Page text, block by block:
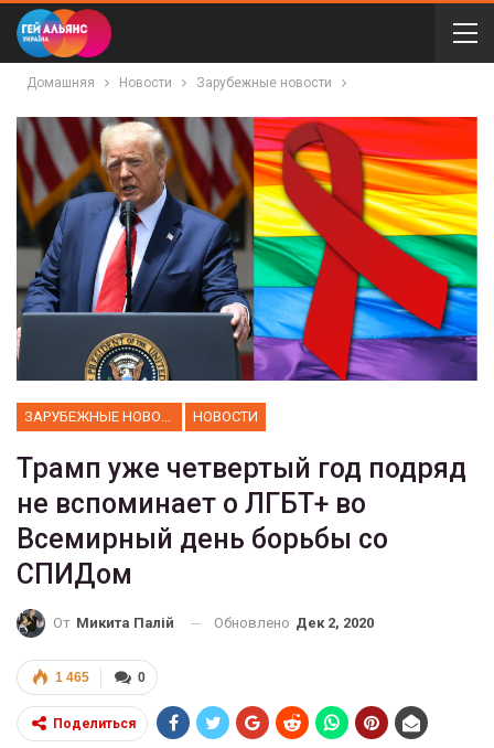
Домашняя Новости Зарубежные новости
НОВОСТИ
Трамп уже четвертый год подряд
не вспоминает о ЛГБТ+ во
Всемирный день борьбы со
СПИДом
От Микита Палій Обновлено Дек 2, 2020
0
1 465
Поделиться